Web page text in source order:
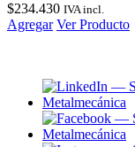
$234.430 IVA incl.
Agregar Ver Producto